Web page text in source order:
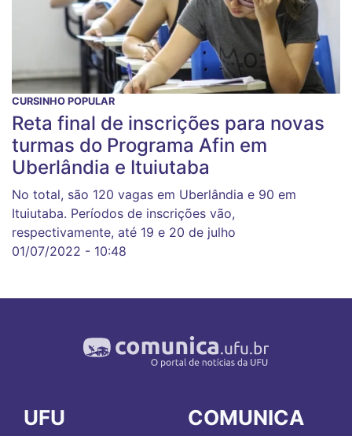
CURSINHO POPULAR
Reta final de inscrições para novas
turmas do Programa Afin em
Uberlândia e Ituiutaba
No total, são 120 vagas em Uberlândia e 90 em
Ituiutaba. Períodos de inscrições vão,
respectivamente, até 19 e 20 de julho
01/07/2022 - 10:48
UFU COMUNICA